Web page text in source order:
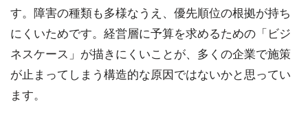
す。障害の種類も多様なうえ、優先順位の根拠が持ち
にくいためです。経営層に予算を求めるための「ビジ
ネスケース」が描きにくいことが、多くの企業で施策
が止まってしまう構造的な原因ではないかと思ってい
ます。